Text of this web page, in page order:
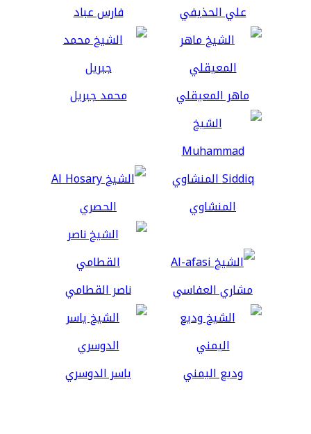
علي الحذيفي فارس عباد
ماهر المعيقلي محمد جبريل
المنشاوي الحصري
مشاري العفاسي ناصر القطامي
وديع اليمني ياسر الدوسري